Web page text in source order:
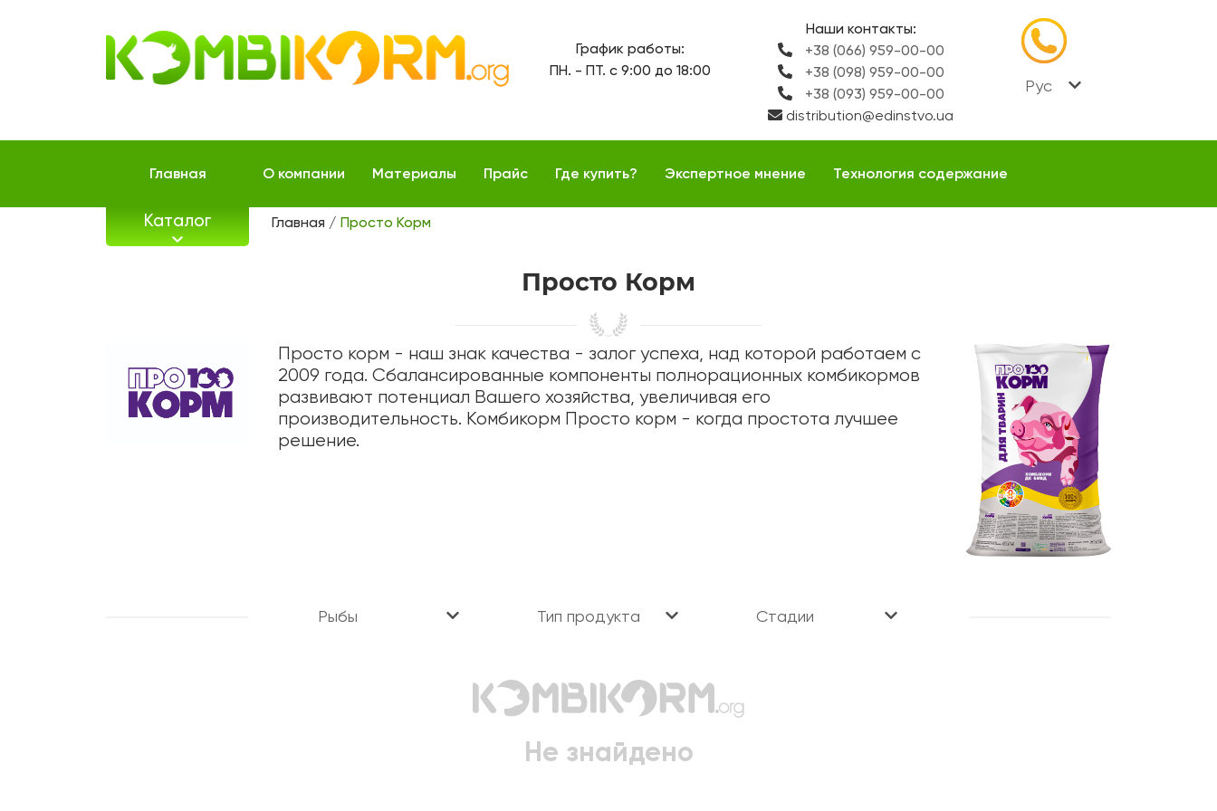
График работы:
ПН. - ПТ. с 9:00 до 18:00
Наши контакты:
+38 (066) 959-00-00
+38 (098) 959-00-00
+38 (093) 959-00-00
distribution@edinstvo.ua
Рус
Главная О компании Материалы Прайс Где купить? Экспертное мнение Технология содержание
Каталог Главная Просто Корм
Просто Корм
Просто корм - наш знак качества - залог успеха, над которой работаем с
2009 года. Сбалансированные компоненты полнорационных комбикормов
развивают потенциал Вашего хозяйства, увеличивая его
производительность. Комбикорм Просто корм - когда простота лучшее
решение.
Рыбы Тип продукта Стадии
Не знайдено